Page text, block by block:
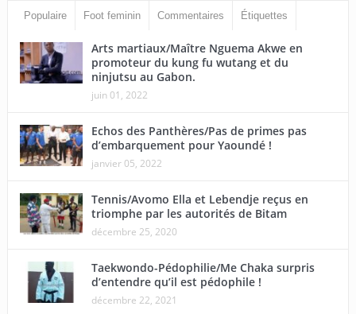
Populaire Foot feminin Commentaires Étiquettes
Arts martiaux/Maître Nguema Akwe en
promoteur du kung fu wutang et du
ninjutsu au Gabon.
juin 01, 2022
Echos des Panthères/Pas de primes pas
d’embarquement pour Yaoundé !
janvier 05, 2022
Tennis/Avomo Ella et Lebendje reçus en
triomphe par les autorités de Bitam
décembre 25, 2020
Taekwondo-Pédophilie/Me Chaka surpris
d’entendre qu’il est pédophile !
décembre 22, 2021